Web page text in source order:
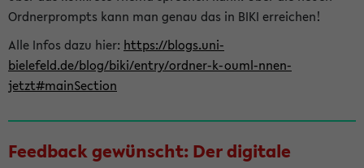
Ordnerprompts kann man genau das in BIKI erreichen!
Alle Infos dazu hier: https://blogs.uni-
bielefeld.de/blog/biki/entry/ordner-k-ouml-nnen-
jetzt#mainSection
Feedback gewünscht: Der digitale